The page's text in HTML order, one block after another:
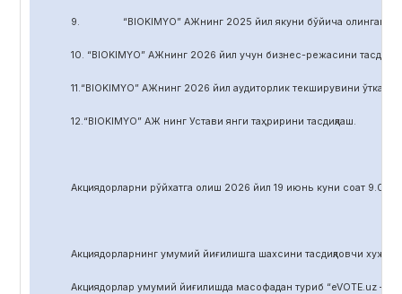
9. “BIOKIMYO” АЖнинг 2025 йил якуни бўйича олинган соф
10. “BIOKIMYO” АЖнинг 2026 йил учун бизнес-режасини
11.“BIOKIMYO” АЖнинг 2026 йил аудиторлик текширувини
12.“BIOKIMYO” АЖ нинг Устави янги таҳририни тасдиқлаш.
Акциядорларни рўйхатга олиш 2026 йил 19 июнь куни соат 9.00
Акциядорларнинг умумий йиғилишга шахсини тасдиқловчи
Акциядорлар умумий йиғилишда масофадан туриб “eVOTE.uz –